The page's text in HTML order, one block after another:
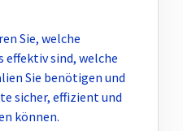
Sie, welche
effektiv sind, welche
Sie benötigen und
sicher, effizient und
können.